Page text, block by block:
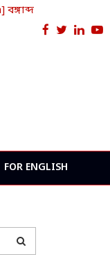
Facebook
Twitter
FOR ENGLISH